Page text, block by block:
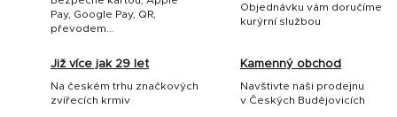
Pay, Google Pay, QR,
převodem...
Objednávku vám doručíme
kurýrní službou
Již více jak 29 let
Na českém trhu značkových
zvířecích krmiv
Kamenný obchod
Navštivte naši prodejnu
v Českých Budějovicích